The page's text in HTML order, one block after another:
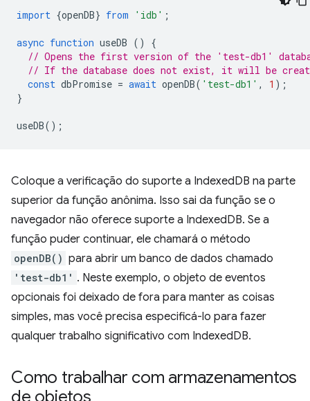
import {openDB} from 'idb' ;
async function useDB ()
{
// Opens the first version of the 'test-db1'
// If the database does not exist, it will be
const dbPromise = await openDB( 'test-db1' , 1 );
}
useDB();
Coloque a verificação do suporte a IndexedDB na parte
superior da função anônima. Isso sai da função se o
navegador não oferece suporte a IndexedDB. Se a
função puder continuar, ele chamará o método
openDB() para abrir um banco de dados chamado
'test-db1' . Neste exemplo, o objeto de eventos
opcionais foi deixado de fora para manter as coisas
simples, mas você precisa especificá-lo para fazer
qualquer trabalho significativo com IndexedDB.
Como trabalhar com armazenamentos
de objetos